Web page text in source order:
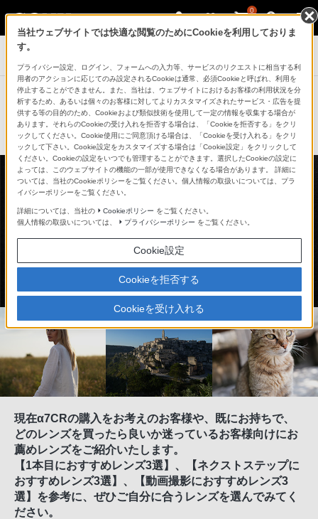
0
デジタル一眼カメラ α（アルファ）
α7CRにおすすめのレンズ 3選
現在α7CRの購入をお考えのお客様や、既にお持ちで、
どのレンズを買ったら良いか迷っているお客様向けにお
薦めレンズをご紹介いたします。
【1本目におすすめレンズ3選】、【ネクストステップに
おすすめレンズ3選】、【動画撮影におすすめレンズ3
選】を参考に、ぜひご自分に合うレンズを選んでみてく
ださい。
当社ウェブサイトでは快適な閲覧のためにCookieを利用しておりま
す。
プライバシー設定、ログイン、フォームへの入力等、サービスのリクエストに相当する利
用者のアクションに応じてのみ設定されるCookieは通常、必須Cookieと呼ばれ、利用を
停止することができません。また、当社は、ウェブサイトにおけるお客様の利用状況を分
析するため、あるいは個々のお客様に対してよりカスタマイズされたサービス・広告を提
供する等の目的のため、Cookieおよび類似技術を使用して一定の情報を収集する場合が
あります。それらのCookieの受け入れを拒否する場合は、「Cookieを拒否する」をクリ
ックしてください。Cookie使用にご同意頂ける場合は、「Cookieを受け入れる」をクリ
ックして下さい。Cookie設定をカスタマイズする場合は「Cookie設定」をクリックして
ください。Cookieの設定をいつでも管理することができます。選択したCookieの設定に
よっては、このウェブサイトの機能の一部が使用できなくなる場合があります。 詳細に
ついては、当社のCookieポリシーをご覧ください。個人情報の取扱いについては、プラ
イバシーポリシーをご覧ください。
詳細については、当社の Cookieポリシー をご覧ください。
個人情報の取扱いについては、
プライバシーポリシー をご覧ください。
Cookie設定
Cookieを拒否する
Cookieを受け入れる